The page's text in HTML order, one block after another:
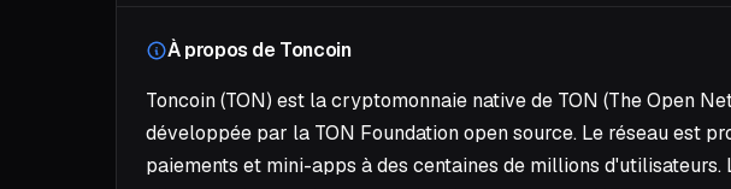
À propos de Toncoin
Toncoin (TON) est la cryptomonnaie native de TON (The Open
développée par la TON Foundation open source. Le réseau est
paiements et mini-apps à des centaines de millions